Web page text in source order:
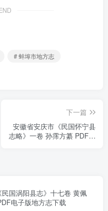
# 蚌埠市地方志
下一篇
安徽省安庆市《民国怀宁县
志略》一卷 孙霈方纂 PDF电
国涡阳县志》十七卷 黄佩
电子版地方志下载